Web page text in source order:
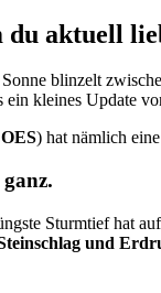
aktuell
blinzelt
kleines Update
) hat nämlich
Sturmtief hat
und